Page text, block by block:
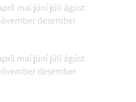
maí júní júlí ágúst
desember
maí júní júlí ágúst
desember